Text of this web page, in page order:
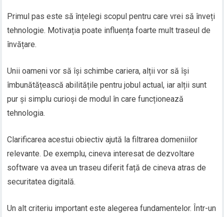
Primul pas este să înțelegi scopul pentru care vrei să înveți
tehnologie. Motivația poate influența foarte mult traseul de
învățare.
Unii oameni vor să își schimbe cariera, alții vor să își
îmbunătățească abilitățile pentru jobul actual, iar alții sunt
pur și simplu curioși de modul în care funcționează
tehnologia.
Clarificarea acestui obiectiv ajută la filtrarea domeniilor
relevante. De exemplu, cineva interesat de dezvoltare
software va avea un traseu diferit față de cineva atras de
securitatea digitală.
Un alt criteriu important este alegerea fundamentelor. Într-un